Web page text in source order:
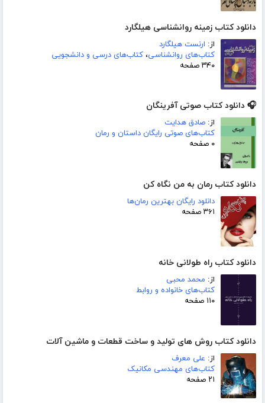
دانلود کتاب زمینه روانشناسی هیلگارد
از: ارنست هیلگارد
کتاب‌های روانشناسی، کتاب‌های درسی و دانشجویی
۳۴۰ صفحه
🎧 دانلود کتاب صوتی آفرینگان
از: صادق هدایت
کتاب‌های صوتی رایگان داستان و رمان
۰ صفحه
دانلود کتاب رمان به من نگاه کن
دانلود رایگان بهترین رمان‌ها
۳۶۱ صفحه
دانلود کتاب راه طولانی خانه
از: محمد محبی
کتاب‌های خانواده و روابط
۱۱۰ صفحه
دانلود کتاب روش های تولید و ساخت قطعات و ماشین آلات
از: علی معرف
کتاب‌های مهندسی مکانیک
۲۱ صفحه